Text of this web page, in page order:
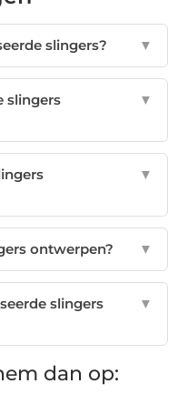
slingers? ▼
slingers
▼
▼
ontwerpen? ▼
slingers
▼
dan op: